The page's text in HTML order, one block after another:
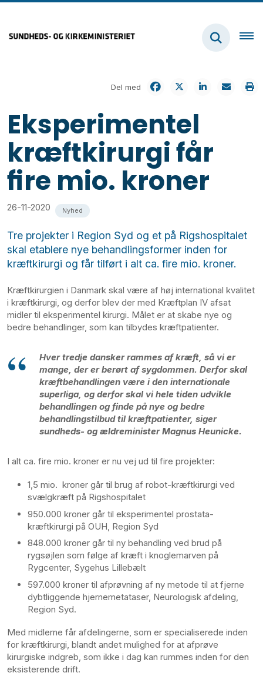
Del med
Eksperimentel
kræftkirurgi får
fire mio. kroner
26-11-2020 Nyhed
Tre projekter i Region Syd og et på Rigshospitalet
skal etablere nye behandlingsformer inden for
kræftkirurgi og får tilført i alt ca. fire mio. kroner.
Kræftkirurgien i Danmark skal være af høj international kvalitet
i kræftkirurgi, og derfor blev der med Kræftplan IV afsat
midler til eksperimentel kirurgi. Målet er at skabe nye og
bedre behandlinger, som kan tilbydes kræftpatienter.
Hver tredje dansker rammes af kræft, så vi er
mange, der er berørt af sygdommen. Derfor skal
kræftbehandlingen være i den internationale
superliga, og derfor skal vi hele tiden udvikle
behandlingen og finde på nye og bedre
behandlingstilbud til kræftpatienter, siger
sundheds- og ældreminister Magnus Heunicke.
I alt ca. fire mio. kroner er nu vej ud til fire projekter:
1,5 mio. kroner går til brug af robot-kræftkirurgi ved
svælgkræft på Rigshospitalet
950.000 kroner går til eksperimentel prostata-
kræftkirurgi på OUH, Region Syd
848.000 kroner går til ny behandling ved brud på
rygsøjlen som følge af kræft i knoglemarven på
Rygcenter, Sygehus Lillebælt
597.000 kroner til afprøvning af ny metode til at fjerne
dybtliggende hjernemetataser, Neurologisk afdeling,
Region Syd.
Med midlerne får afdelingerne, som er specialiserede inden
for kræftkirurgi, blandt andet mulighed for at afprøve
kirurgiske indgreb, som ikke i dag kan rummes inden for den
eksisterende drift.